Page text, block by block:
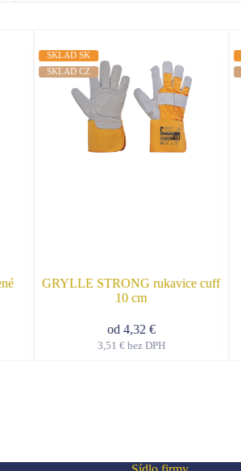
SKLAD SK
SKLAD CZ
GRYLLE STRONG rukavice cuff
10 cm
od 4,32 €
3,51 €bez DPH